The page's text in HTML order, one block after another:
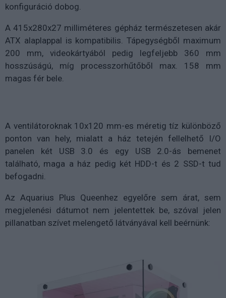
konfiguráció dobog.
A 415x280x27 milliméteres gépház természetesen akár
ATX alaplappal is kompatibilis. Tápegységből maximum
200 mm, videokártyából pedig legfeljebb 360 mm
hosszúságú, míg processzorhűtőből max. 158 mm
magas fér bele.
A ventilátoroknak 10x120 mm-es méretig tíz különböző
ponton van hely, mialatt a ház tetején fellelhető I/O
panelen két USB 3.0 és egy USB 2.0-ás bemenet
található, maga a ház pedig két HDD-t és 2 SSD-t tud
befogadni.
Az Aquarius Plus Queenhez egyelőre sem árat, sem
megjelenési dátumot nem jelentettek be, szóval jelen
pillanatban szívet melengető látványával kell beérnünk: